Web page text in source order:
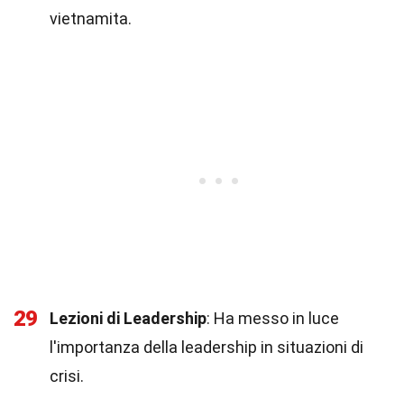
vietnamita.
29 Lezioni di Leadership: Ha messo in luce
l'importanza della leadership in situazioni di
crisi.